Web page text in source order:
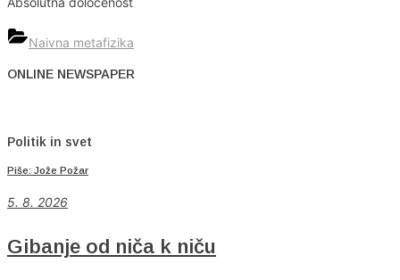
Naivna metafizika
ONLINE NEWSPAPER
Politik in svet
Piše: Jože Požar
5. 8. 2026
Gibanje od niča k niču